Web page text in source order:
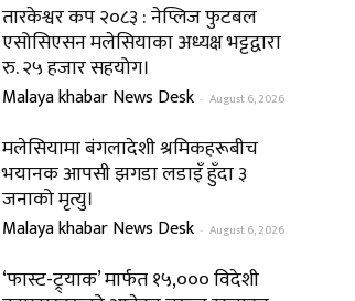
तारकेश्वर कप २०८३ : नेप्लिज फुटबल
एसोसिएसन मलेसियाका अध्यक्ष भट्टद्वारा
रु. २५ हजार सहयोग।
Malaya khabar News Desk - August 6, 2026
मलेसियामा बंगलादेशी श्रमिकहरूबीच
भयानक आपसी झगडा लडाइँ हुँदा ३
जनाको मृत्यु।
Malaya khabar News Desk - August 6, 2026
‘फास्ट-ट्र्याक’ मार्फत १५,००० विदेशी